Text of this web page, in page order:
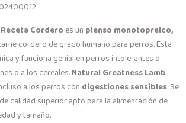
Cordero es un pienso monotopreico,
cordero de grado humano para perros. Esta
y funciona genial en perros intolerantes o
o a los cereales.Natural Greatness Lamb
a los perros con digestiones sensibles. Se
calidad superior apto para la alimentación de
y tamaño.